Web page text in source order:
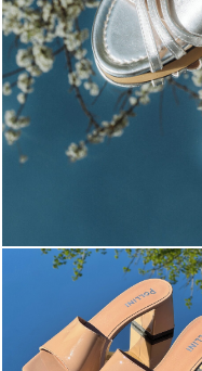
Blending sass and